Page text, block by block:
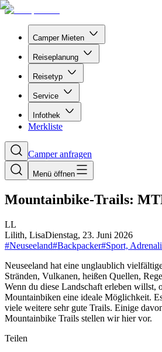
Camper Mieten
Reiseplanung
Reisetyp
Service
Infothek
Merkliste
Camper anfragen
Menü öffnen
Mountainbike-Trails:
LL
Lilith, LisaDienstag, 23. Juni 2026
#Neuseeland#Backpacker#Sport,
Neuseeland hat eine unglaublich
Stränden, Vulkanen, heißen Quellen,
Wenn du diese Landschaft erleben willst,
Mountainbiken eine ideale Möglichkeit.
viele weitere sehr gute Trails. Einige
Mountainbike Trails stellen wir hier vor.
Teilen